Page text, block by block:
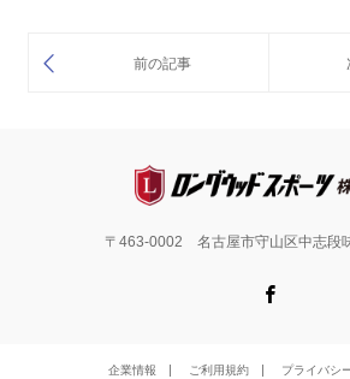
〒463-0002 名古屋市守山区中志段
企業情報 ご利用規約 プライバシ